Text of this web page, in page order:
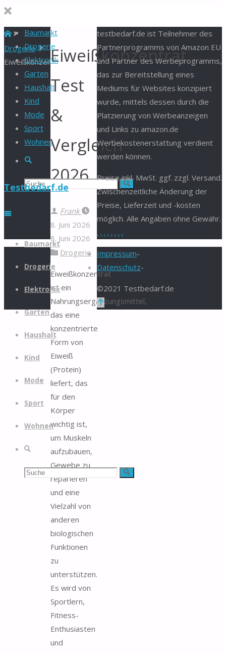
Baumarkt
Drogerie
Elektronik
Garten
Haushalt
Kind
Mode
Sport
Wohnen
Suche
Suchen Suche
Testbedarf.de
Zum
springen
Baumarkt
Drogerie
Elektronik
Garten
Haushalt
Kind
Mode
Sport
Wohnen
Suche
Suchen Suche
Start
Drogerie
EiweißkonzentratEiweißkonzentrat
Test
&
Vergleich
2026
Frank
8. Juni 2026
8. Juni 2026
Drogerie
Eiweißkonzentrat
ist ein
Nahrungsergänzungsmittel,
das eine
konzentrierte
Form von
Eiweiß
(Protein)
liefert, das
für den
Körper
wichtig ist,
um Muskeln
aufzubauen,
Gewebe zu
reparieren
und eine
Vielzahl von
anderen
biologischen
Funktionen
zu
unterstützen.
Es wird von
Sportlern,
Fitness-
Enthusiasten
und
testbedarf.de ist Teilnehmer des
Partnerprogramms von Amazon EU
und Partner des Werbeprogramms,
das zur Bereitstellung eines
Mediums für Websites konzipiert
wurde, mittels dessen durch die
Platzierung von Werbeanzeigen
und Links zu amazon.de
Werbekostenerstattung verdient
werden können.
Preise inkl. MwSt. ggf. zzgl. Versand.
Zwischenzeitliche Änderung der
Preise, Lieferzeit und -kosten
möglich. Alle Angaben ohne Gewähr.
. . . . . . . .
Impressum-
Datenschutz-
©2021 Testbedarf.de
Zurück
oben